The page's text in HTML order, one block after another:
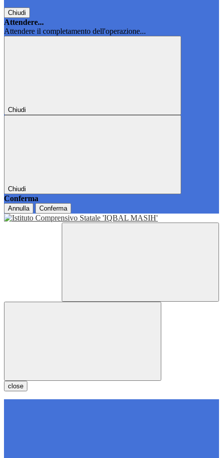
Chiudi
Attendere...
Attendere il completamento dell'operazione...
Chiudi
Chiudi
Conferma
Annulla Conferma
close